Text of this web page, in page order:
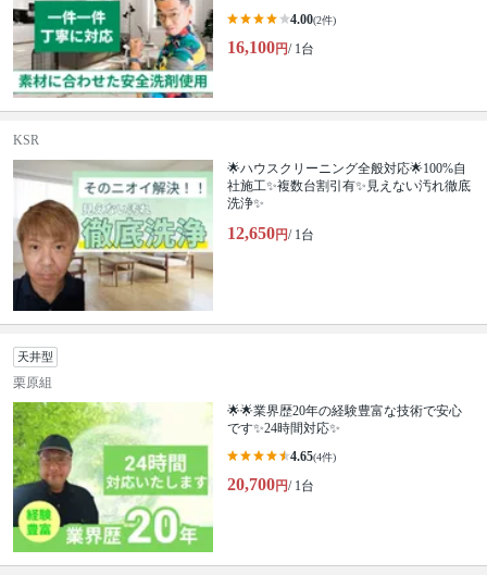
4.00(2件)
16,100円/ 1台
KSR
🌟ハウスクリーニング全般対応🌟100%自
社施工✨複数台割引有✨見えない汚れ徹底
洗浄✨
12,650円/ 1台
天井型
栗原組
🌟🌟業界歴20年の経験豊富な技術で安心
です✨24時間対応✨
4.65(4件)
20,700円/ 1台